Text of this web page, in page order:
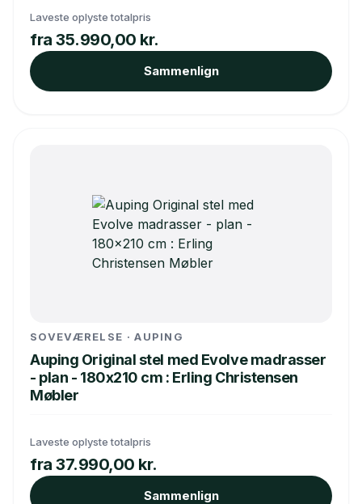
Laveste oplyste totalpris
fra 35.990,00 kr.
Sammenlign
SOVEVÆRELSE · AUPING
Auping Original stel med Evolve madrasser
- plan - 180x210 cm : Erling Christensen
Møbler
Laveste oplyste totalpris
fra 37.990,00 kr.
Sammenlign